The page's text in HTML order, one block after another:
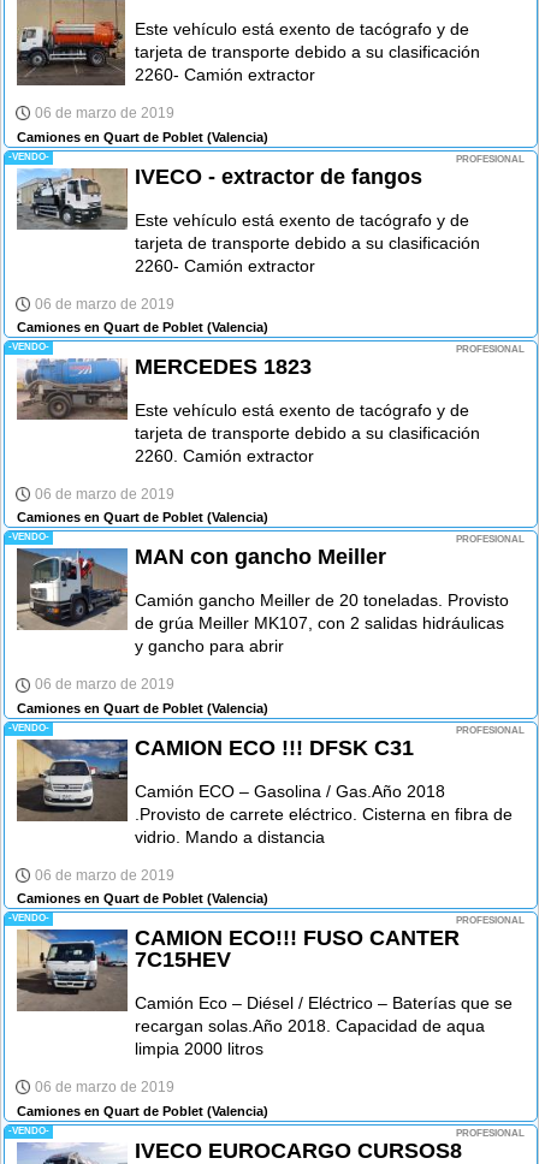
Este vehículo está exento de tacógrafo y de
tarjeta de transporte debido a su clasificación
2260- Camión extractor
06 de marzo de 2019
Camiones en Quart de Poblet (Valencia)
-VENDO- PROFESIONAL
IVECO - extractor de fangos
Este vehículo está exento de tacógrafo y de
tarjeta de transporte debido a su clasificación
2260- Camión extractor
06 de marzo de 2019
Camiones en Quart de Poblet (Valencia)
-VENDO- PROFESIONAL
MERCEDES 1823
Este vehículo está exento de tacógrafo y de
tarjeta de transporte debido a su clasificación
2260. Camión extractor
06 de marzo de 2019
Camiones en Quart de Poblet (Valencia)
-VENDO- PROFESIONAL
MAN con gancho Meiller
Camión gancho Meiller de 20 toneladas. Provisto
de grúa Meiller MK107, con 2 salidas hidráulicas
y gancho para abrir
06 de marzo de 2019
Camiones en Quart de Poblet (Valencia)
-VENDO- PROFESIONAL
CAMION ECO !!! DFSK C31
Camión ECO – Gasolina / Gas.Año 2018
.Provisto de carrete eléctrico. Cisterna en fibra de
vidrio. Mando a distancia
06 de marzo de 2019
Camiones en Quart de Poblet (Valencia)
-VENDO- PROFESIONAL
CAMION ECO!!! FUSO CANTER
7C15HEV
Camión Eco – Diésel / Eléctrico – Baterías que se
recargan solas.Año 2018. Capacidad de aqua
limpia 2000 litros
06 de marzo de 2019
Camiones en Quart de Poblet (Valencia)
-VENDO- PROFESIONAL
IVECO EUROCARGO CURSOS8